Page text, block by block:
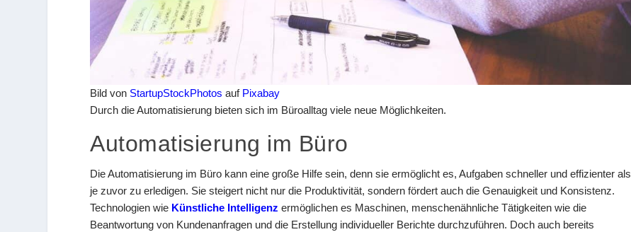
Bild von StartupStockPhotos auf Pixabay
Durch die Automatisierung bieten sich im Büroalltag viele neue Möglichkeiten.
Automatisierung im Büro
Die Automatisierung im Büro kann eine große Hilfe sein, denn sie ermöglicht es, Aufgaben schneller und effizienter als
je zuvor zu erledigen. Sie steigert nicht nur die Produktivität, sondern fördert auch die Genauigkeit und Konsistenz.
Technologien wie Künstliche Intelligenz ermöglichen es Maschinen, menschenähnliche Tätigkeiten wie die
Beantwortung von Kundenanfragen und die Erstellung individueller Berichte durchzuführen. Doch auch bereits